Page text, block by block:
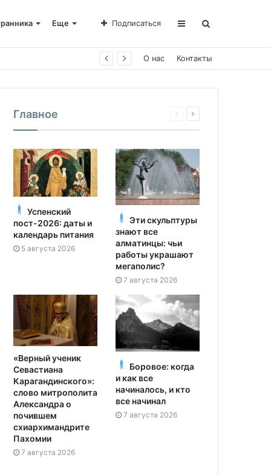
Еще Подписаться
О нас Контакты
Главное
Успенский
пост-2026: даты и
календарь питания
5 августа 2026
Эти скульптуры
знают все
алматинцы: чьи
работы украшают
мегаполис?
7 августа 2026
«Верный ученик
Севастиана
Карагандинского»:
слово митрополита
Александра о
почившем
схиархимандрите
Пахомии
7 августа 2026
Боровое: когда
и как все
начиналось, и кто
все начинал
7 августа 2026